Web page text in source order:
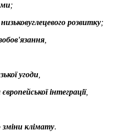
;
розвитку;
угоди
інтеграції,
зміни клімату.